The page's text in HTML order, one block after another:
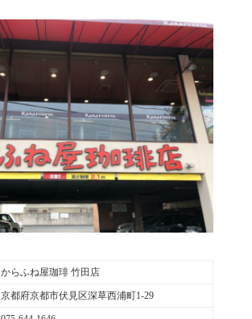
からふね屋珈琲 竹田店
京都府京都市伏見区深草西浦町1-29